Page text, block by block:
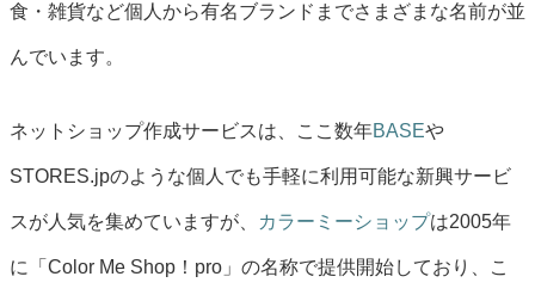
食・雑貨など個人から有名ブランドまでさまざまな名前が並
んでいます。
ネットショップ作成サービスは、ここ数年BASEや
STORES.jpのような個人でも手軽に利用可能な新興サービ
スが人気を集めていますが、 カラーミーショップは2005年
に「Color Me Shop！pro」の名称で提供開始しており、こ